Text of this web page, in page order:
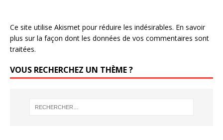
Ce site utilise Akismet pour réduire les indésirables. En savoir
plus sur la façon dont les données de vos commentaires sont
traitées.
VOUS RECHERCHEZ UN THÈME ?